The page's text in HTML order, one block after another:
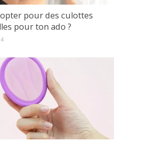
pour des culottes
pour ton ado ?